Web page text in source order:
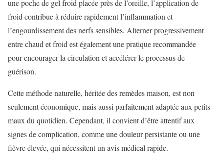
une poche de gel froid placée près de l’oreille, l’application de
froid contribue à réduire rapidement l’inflammation et
l’engourdissement des nerfs sensibles. Alterner progressivement
entre chaud et froid est également une pratique recommandée
pour encourager la circulation et accélérer le processus de
guérison.
Cette méthode naturelle, héritée des remèdes maison, est non
seulement économique, mais aussi parfaitement adaptée aux petits
maux du quotidien. Cependant, il convient d’être attentif aux
signes de complication, comme une douleur persistante ou une
fièvre élevée, qui nécessitent un avis médical rapide.